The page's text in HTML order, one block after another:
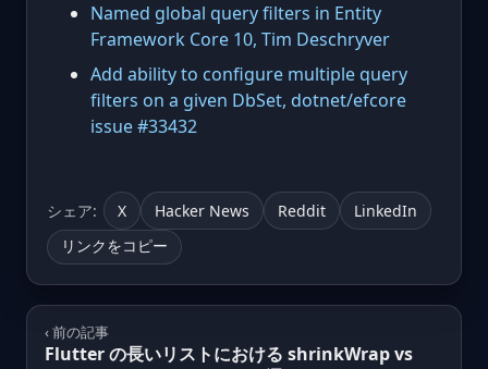
Named global query filters in Entity
Framework Core 10, Tim Deschryver
Add ability to configure multiple query
filters on a given DbSet, dotnet/efcore
issue #33432
シェア: X Hacker News Reddit LinkedIn
リンクをコピー
‹ 前の記事
Flutter の長いリストにおける shrinkWrap vs